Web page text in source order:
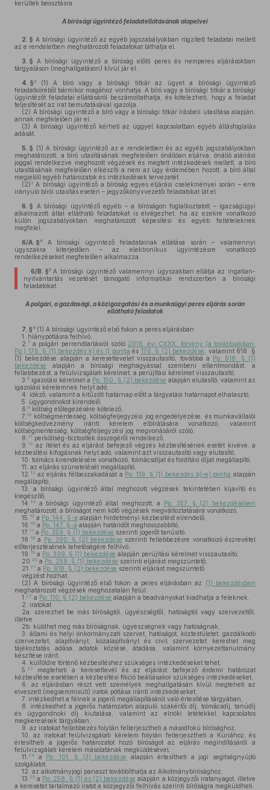
kerültek beosztásra.
A bírósági ügyintéző feladatellátásának alapelvei
2. § A bírósági ügyintéző az egyéb jogszabályokban rögzített feladatai mellett
az e rendeletben meghatározott feladatokat láthatja el.
3. § A bírósági ügyintéző a bíróság előtti peres és nemperes eljárásokban
tárgyaláson (meghallgatáson) kívül jár el.
4. §2 (1) A bíró vagy a bírósági titkár az ügyet a bírósági ügyintéző
feladatköréből bármikor magához vonhatja. A bíró vagy a bírósági titkár a bírósági
ügyintézőt feladatai ellátásáról beszámoltathatja, és kötelezheti, hogy a feladat
teljesítését az irat bemutatásával igazolja.
(2) A bírósági ügyintéző a bíró vagy a bírósági titkár írásbeli utasítása alapján,
annak megfelelően jár el.
(3) A bírósági ügyintéző kérheti az üggyel kapcsolatban egyéb állásfoglalás
adását.
5. § (1) A bírósági ügyintéző az e rendeletben és az egyéb jogszabályokban
meghatározott, a bíró utasításának megfelelően önállóan eljárva, önálló aláírási
joggal rendelkezve meghozott végzések és megtett intézkedések mellett, a bíró
utasításának megfelelően elkészíti a nem az ügy érdemében hozott, a bíró által
megjelölt egyéb határozatok és intézkedések tervezetét.
(2) 3 A bírósági ügyintéző a bíróság egyes eljárási cselekményei során – erre
irányuló bírói utasítás esetén – jegyzőkönyvvezetői feladatokat lát el.
6. § A bírósági ügyintéző egyéb – a bíróságon foglalkoztatott – igazságügyi
alkalmazott által ellátható feladatokat is elvégezhet, ha az ezekre vonatkozó
külön jogszabályokban meghatározott képesítési és egyéb feltételeknek
megfelel.
6/A. §4
A bírósági ügyintéző feladatainak ellátása során – valamennyi
ügyszakra kiterjedően – az elektronikus ügyintézésre vonatkozó
rendelkezéseket megfelelően alkalmazza.
6/B. §5 A bírósági ügyintéző valamennyi ügyszakban ellátja az ingatlan-
nyilvántartás vezetését támogató informatikai rendszerben a bírósági
feladatokat.
A polgári, a gazdasági, a közigazgatási és a munkaügyi peres eljárás során
ellátható feladatok
7. § 6 (1) A bírósági ügyintéző első fokon a peres eljárásban
1.
hiánypótlásra felhívó,
2. 7 a polgári perrendtartásról szóló 2016. évi CXXX. törvény (a továbbiakban:
Pp.) 176. § (1) bekezdés k) és l) pontja és 176. § (2) bekezdése
, valamint 618. §
(1) bekezdése alapján a keresetlevelet visszautasító, továbbá a Pp. 618. § (1)
bekezdése alapján a bírósági meghagyással szembeni ellentmondást, a
fellebbezést, a felülvizsgálati kérelmet, a perújítási kérelmet visszautasító,
3. 8 igazolási kérelmet a Pp. 150. § (2) bekezdése alapján elutasító, valamint az
igazolási kérelemnek helyt adó,
4.
idéző, valamint a kitűzött határnap előtt a tárgyalási határnapot elhalasztó,
5.
ügygondnokot kirendelő,
6. 9 költség előlegezésére kötelező,
7. 10 költségmentesség, költségfeljegyzési jog engedélyezése, és munkavállalói
költségkedvezmény iránti kérelem elbírálására vonatkozó, valamint
költségmentesség, költségfeljegyzési jog megvonásáról szóló,
8. 11 perköltség-biztosíték összegéről rendelkező,
9. 12 az ítélet és az eljárást befejező végzés kézbesítésének esetét kivéve, a
kézbesítési kifogásnak helyt adó, valamint azt visszautasító vagy elutasító,
10. tolmács kirendelésére vonatkozó, tolmácsdíjat és fordítási díjat megállapító,
11. az eljárás szünetelését megállapító,
12. 13 az eljárás félbeszakadását a Pp. 119. § (1) bekezdés b)–e) pontja alapján
megállapító,
13.
a bírósági ügyintéző által meghozott végzések tekintetében kijavító és
kiegészítő,
14. 14 a bírósági ügyintéző által meghozott, a Pp. 357. § (2) bekezdésében
meghatározott, a bíróságot nem kötő végzések megváltoztatására vonatkozó,
15. 15 a Pp. 144. §-a alapján hirdetményi kézbesítést elrendelő,
16. 16 a Pp. 147. §-a alapján határidőt meghosszabbító,
17. 17 a Pp. 359. § (1) bekezdése szerinti jogerőt tanúsító,
18. 18 a Pp. 390. § (2) bekezdése szerinti fellebbezésre vonatkozó észrevétel
előterjesztésének lehetőségére felhívó,
19. 19 a Pp. 399. § (1) bekezdése alapján perújítási kérelmet visszautasító,
20. 20 a Pp. 259. § (1) bekezdése szerinti eljárást megszüntető,
21. 21 a Pp. 618. § (2) bekezdése szerinti eljárást megszüntető
végzést hozhat.
(2) A bírósági ügyintéző első fokon a peres eljárásban az
(1) bekezdésben
meghatározott végzések meghozatalán felül
1. 22 a Pp. 110. § (2) bekezdése alapján a beadványokat kiadhatja a feleknek,
2.
iratokat
2a.
szerezhet be más bíróságtól, ügyészségtől, hatóságtól vagy szervezettől,
illetve
2b. küldhet meg más bíróságnak, ügyészségnek vagy hatóságnak,
3.
állami és helyi önkormányzati szervet, hatóságot, köztestületet, gazdálkodó
szervezetet, alapítványt, közalapítványt és civil szervezetet kereshet meg
tájékoztatás adása, adatok közlése, átadása, valamint környezettanulmány
készítése iránt,
4.
külföldre történő kézbesítéshez szükséges intézkedéseket tehet,
5. 23
megteheti a keresetlevél és az eljárást befejező érdemi határozat
kézbesítése esetében a kézbesítési fikció beállásakor szükséges intézkedéseket,
6.
az eljárásban részt vett személyek meghallgatásán kívül megteheti az
elveszett (megsemmisült) iratok pótlása iránti intézkedéseket,
7. intézkedhet a félnek a jogerő megállapításáról való értesítése tárgyában,
8.
intézkedhet a jogerős határozaton alapuló szakértői díj, tolmácsdíj, tanúdíj
és ügygondnoki díj kiutalása, valamint az elnöki letétekkel kapcsolatos
megkeresések tárgyában,
9. az iratokat fellebbezés folytán felterjesztheti a másodfokú bírósághoz,
10.
az iratokat felülvizsgálati kérelem folytán felterjesztheti a Kúriához, és
értesítheti a jogerős határozatot hozó bíróságot az eljárás megindításáról a
felülvizsgálati kérelem másolatának megküldésével,
11. 24 a Pp. 101. § (3) bekezdése
alapján értesítheti a jogi segítségnyújtó
szolgálatot,
12. az alkotmányjogi panaszt továbbíthatja az Alkotmánybírósághoz,
13. 25 a Pp. 258. § (1) és (2) bekezdése alapján a közjegyzői iratanyagot, illetve
a keresetet tartalmazó iratot a közjegyzői felhívás szerinti bíróságra megküldheti.